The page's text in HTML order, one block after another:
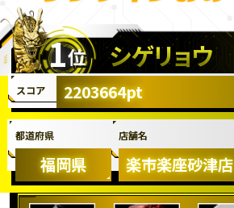
1位 シゲリョウ
スコア 2203664pt
都道府県
福岡県
店舗名
楽市楽座砂津店